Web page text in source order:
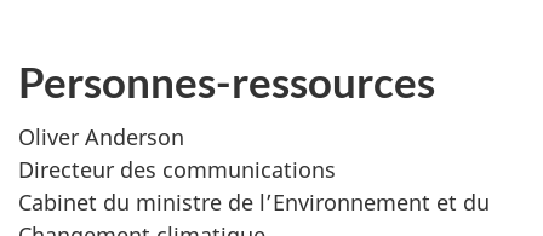
Personnes-ressources
Oliver Anderson
Directeur des communications
Cabinet du ministre de l’Environnement et du